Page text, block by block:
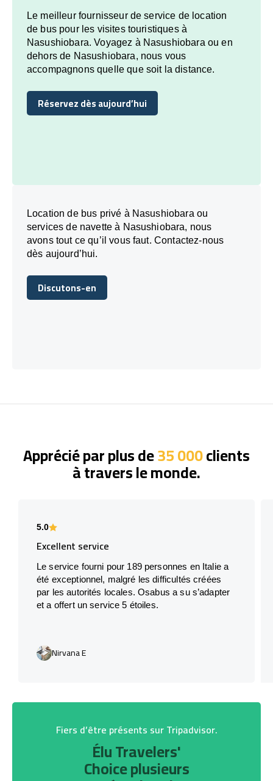
Le meilleur fournisseur de service de location
de bus pour les visites touristiques à
Nasushiobara. Voyagez à Nasushiobara ou en
dehors de Nasushiobara, nous vous
accompagnons quelle que soit la distance.
Réservez dès aujourd’hui
Réservez dès aujourd’hui
Location de bus privé à Nasushiobara ou
services de navette à Nasushiobara, nous
avons tout ce qu’il vous faut. Contactez-nous
dès aujourd’hui.
Discutons-en
Discutons-en
Apprécié par plus de35 000clients
à travers le monde.
5.0
Excellent service
Le service fourni pour 189 personnes en Italie a
été exceptionnel, malgré les difficultés créées
par les autorités locales. Osabus a su s’adapter
et a offert un service 5 étoiles.
Nirvana E
Fiers d’être présents sur Tripadvisor.
Élu Travelers'
Choice plusieurs